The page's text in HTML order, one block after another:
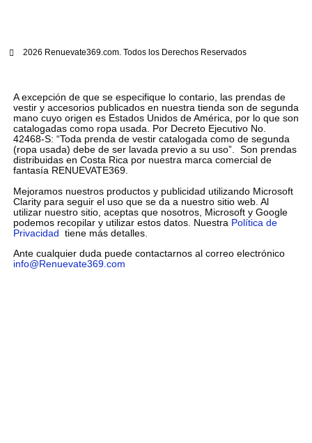
2026 Renuevate369.com. Todos los Derechos Reservados
A excepción de que se especifique lo contario, las prendas de
vestir y accesorios publicados en nuestra tienda son de segunda
mano cuyo origen es Estados Unidos de América, por lo que son
catalogadas como ropa usada. Por Decreto Ejecutivo No.
42468-S: “Toda prenda de vestir catalogada como de segunda
(ropa usada) debe de ser lavada previo a su uso”. Son prendas
distribuidas en Costa Rica por nuestra marca comercial de
fantasía RENUEVATE369.
Mejoramos nuestros productos y publicidad utilizando Microsoft
Clarity para seguir el uso que se da a nuestro sitio web. Al
utilizar nuestro sitio, aceptas que nosotros, Microsoft y Google
podemos recopilar y utilizar estos datos. Nuestra Política de
Privacidad tiene más detalles.
Ante cualquier duda puede contactarnos al correo electrónico
info@Renuevate369.com